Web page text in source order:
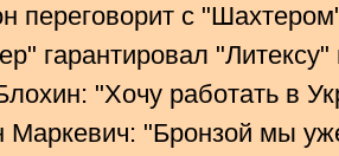
переговорит с
гарантировал
"Хочу работать в
Маркевич: "Бронзой мы